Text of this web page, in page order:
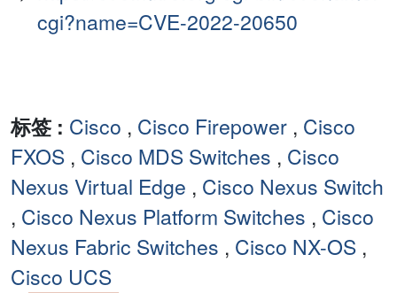
cgi?name=CVE-2022-20650
标签 : Cisco , Cisco Firepower , Cisco
FXOS , Cisco MDS Switches , Cisco
Nexus Virtual Edge , Cisco Nexus Switch
, Cisco Nexus Platform Switches , Cisco
Nexus Fabric Switches , Cisco NX-OS ,
Cisco UCS